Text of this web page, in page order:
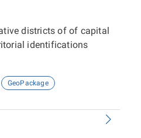
districts of of capital
identifications
GeoPackage